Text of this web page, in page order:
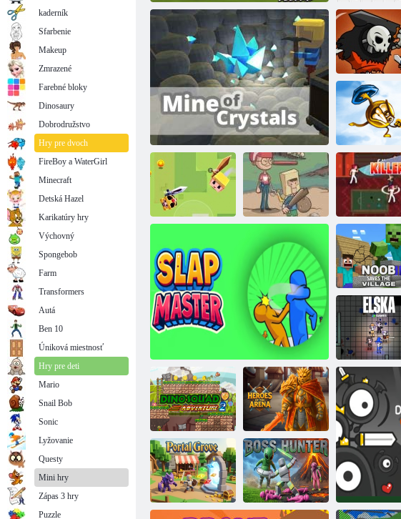
Kogama: Minecraft neba
Kreslenie
rytierských
turnajov
Kogama: môj kryštály
Súboj lebiek
Kľúč a štít
Zlúčiť vraždu Backyard Vrah. io
Majster faciek
Noob
dedinu
Elska
Dino Squad
Adventure 2
Hrdinovia arény
kaderník
Sfarbenie
Makeup
Zmrazené
Farebné bloky
Dinosaury
Dobrodružstvo
Hry pre dvoch
FireBoy a WaterGirl
Minecraft
Detská Hazel
Karikatúry hry
Výchovný
Spongebob
Farm
Transformers
Autá
Ben 10
Úniková miestnosť
Hry pre deti
Mario
Snail Bob
Sonic
Lyžovanie
Questy
Mini hry
Zápas 3 hry
Puzzle